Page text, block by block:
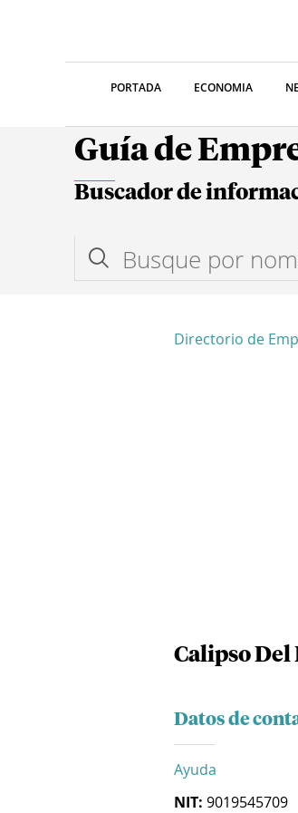
PORTADA ECONOMIA
Guía de
Buscador de
Directorio de
Calipso Del
Datos de
Ayuda
NIT: 9019545709